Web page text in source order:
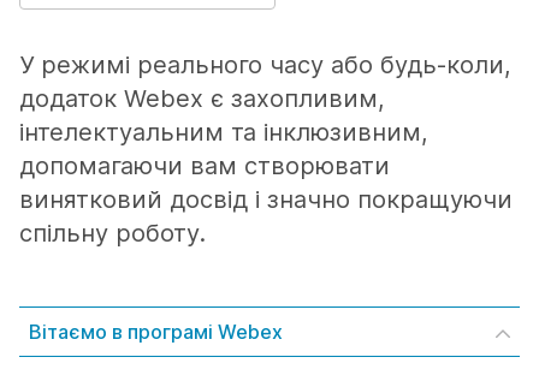
У режимі реального часу або будь-коли,
додаток Webex є захопливим,
інтелектуальним та інклюзивним,
допомагаючи вам створювати
винятковий досвід і значно покращуючи
спільну роботу.
Вітаємо в програмі Webex